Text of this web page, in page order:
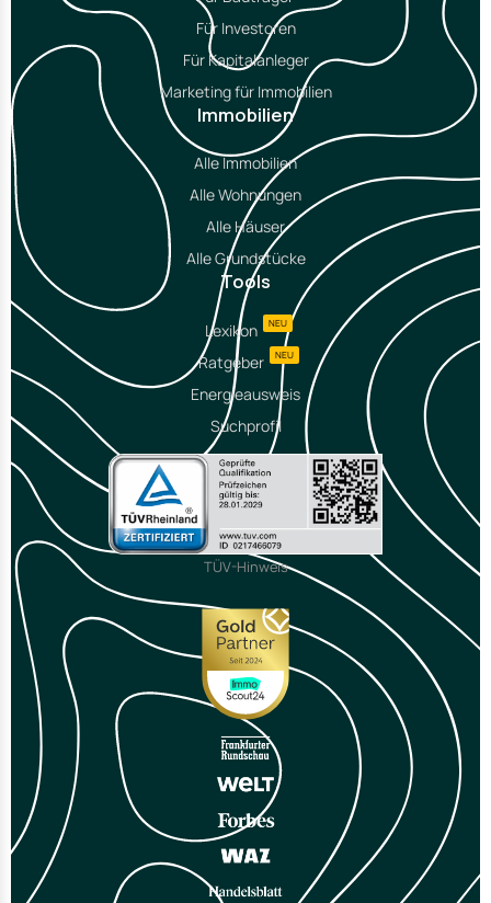
Für Investoren
Für Kapitalanleger
Marketing für Immobilien
Immobilien
Alle Immobilien
Alle Wohnungen
Alle Häuser
Alle Grundstücke
Tools
Lexikon NEU
Ratgeber NEU
Energieausweis
Suchprofil
TÜV-Hinweis